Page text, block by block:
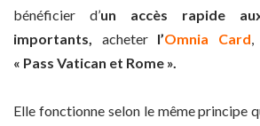
bénéficier d’un accès rapide
importants,
acheterl’Omnia Card
« Pass Vatican et Rome ».
Elle fonctionne selon le même principe